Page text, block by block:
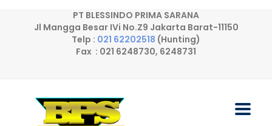
PT BLESSINDO PRIMA SARANA
Jl Mangga Besar IVi No.Z9 Jakarta Barat-11150
Telp : 021 62202518 (Hunting)
Fax : 021 6248730, 6248731